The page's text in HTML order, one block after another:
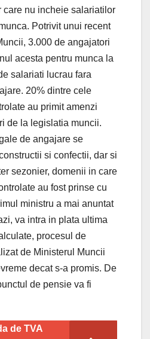
care nu incheie salariatilor
Potrivit unui recent
3.000 de angajatori
acesta pentru munca la
salariati lucrau fara
20% dintre cele
au primit amenzi
de la legislatia muncii.
de angajare se
si confectii, dar si
sezonier, domenii in care
au fost prinse cu
ministru a mai anuntat
va intra in plata ultima
procesul de
de Ministerul Muncii
decat s-a promis. De
de pensie va fi
de TVA